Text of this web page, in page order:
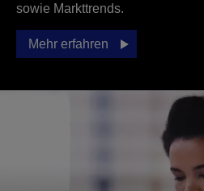
sowie Markttrends.
Mehr erfahren